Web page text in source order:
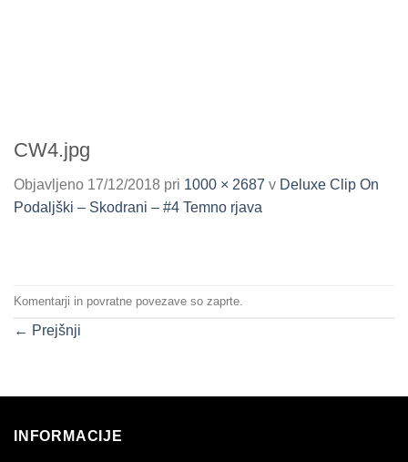
CW4.jpg
Objavljeno 17/12/2018 pri 1000 × 2687 v Deluxe Clip On
Podaljški – Skodrani – #4 Temno rjava
Komentarji in povratne povezave so zaprte.
← Prejšnji
INFORMACIJE